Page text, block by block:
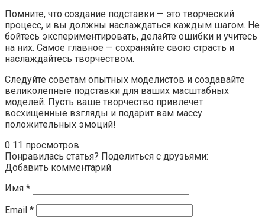
Помните, что создание подставки — это творческий
процесс, и вы должны наслаждаться каждым шагом. Не
бойтесь экспериментировать, делайте ошибки и учитесь
на них. Самое главное — сохраняйте свою страсть и
наслаждайтесь творчеством.
Следуйте советам опытных моделистов и создавайте
великолепные подставки для ваших масштабных
моделей. Пусть ваше творчество привлечет
восхищенные взгляды и подарит вам массу
положительных эмоций!
0 11 просмотров
Понравилась статья? Поделиться с друзьями:
Добавить комментарий
Имя *
Email *